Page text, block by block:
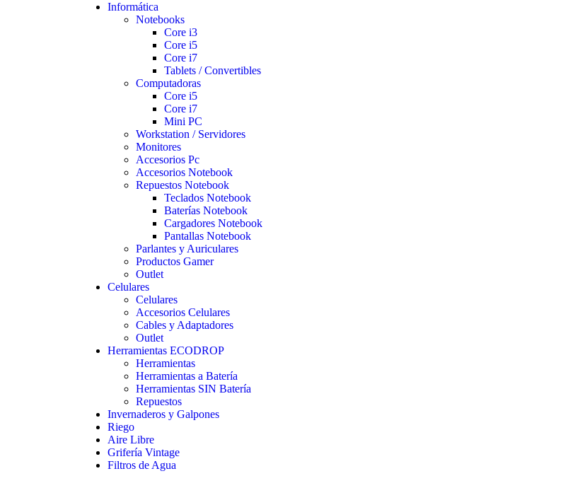
Informática
Notebooks
Core i3
Core i5
Core i7
Tablets / Convertibles
Computadoras
Core i5
Core i7
Mini PC
Workstation / Servidores
Monitores
Accesorios Pc
Accesorios Notebook
Repuestos Notebook
Teclados Notebook
Baterías Notebook
Cargadores Notebook
Pantallas Notebook
Parlantes y Auriculares
Productos Gamer
Outlet
Celulares
Celulares
Accesorios Celulares
Cables y Adaptadores
Outlet
Herramientas ECODROP
Herramientas
Herramientas a Batería
Herramientas SIN Batería
Repuestos
Invernaderos y Galpones
Riego
Aire Libre
Grifería Vintage
Filtros de Agua